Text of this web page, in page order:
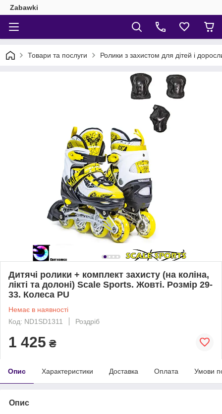
Zabawki
Товари та послуги Ролики з захистом для дітей і
Дитячі ролики + комплект захисту (на коліна,
лікті та долоні) Scale Sports. Жовті. Розмір 29-
33. Колеса PU
Немає в наявності
Код: ND1SD1311
Роздріб
1 425 ₴
Опис Характеристики Доставка Оплата Умови
Опис